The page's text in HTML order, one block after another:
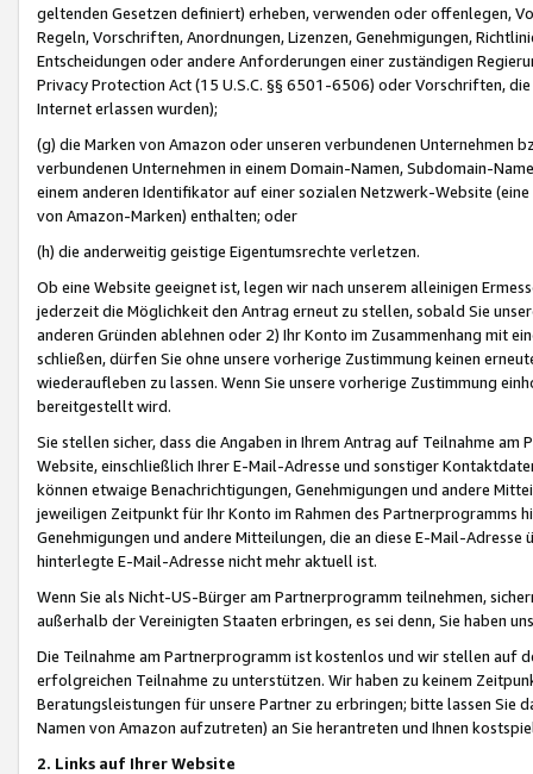
geltenden Gesetzen definiert) erheben, verwenden oder offenlegen,
Regeln, Vorschriften, Anordnungen, Lizenzen, Genehmigungen,
Entscheidungen oder andere Anforderungen einer zuständigen
Privacy Protection Act (15 U.S.C. §§ 6501-6506) oder Vorschriften,
Internet erlassen wurden);
(g) die Marken von Amazon oder unseren verbundenen Unternehmen
verbundenen Unternehmen in einem Domain-Namen, Subdomain-
einem anderen Identifikator auf einer sozialen Netzwerk-Website
von Amazon-Marken) enthalten; oder
(h) die anderweitig geistige Eigentumsrechte verletzen.
Ob eine Website geeignet ist, legen wir nach unserem alleinigen
jederzeit die Möglichkeit den Antrag erneut zu stellen, sobald Sie
anderen Gründen ablehnen oder 2) Ihr Konto im Zusammenhang mit
schließen, dürfen Sie ohne unsere vorherige Zustimmung keinen
wiederaufleben zu lassen. Wenn Sie unsere vorherige Zustimmung
bereitgestellt wird.
Sie stellen sicher, dass die Angaben in Ihrem Antrag auf Teilnahme
Website, einschließlich Ihrer E-Mail-Adresse und sonstiger
können etwaige Benachrichtigungen, Genehmigungen und andere
jeweiligen Zeitpunkt für Ihr Konto im Rahmen des Partnerprogramms
Genehmigungen und andere Mitteilungen, die an diese E-Mail-
hinterlegte E-Mail-Adresse nicht mehr aktuell ist.
Wenn Sie als Nicht-US-Bürger am Partnerprogramm teilnehmen,
außerhalb der Vereinigten Staaten erbringen, es sei denn, Sie haben
Die Teilnahme am Partnerprogramm ist kostenlos und wir stellen auf
erfolgreichen Teilnahme zu unterstützen. Wir haben zu keinem
Beratungsleistungen für unsere Partner zu erbringen; bitte lassen Sie
Namen von Amazon aufzutreten) an Sie herantreten und Ihnen
2. Links auf Ihrer Website